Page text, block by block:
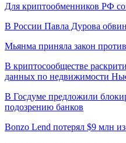
Для криптообменников РФ
В России Павла Дурова
Мьянма приняла закон
В криптосообществе
данных по недвижимости
В Госдуме предложили
подозрению банков
Bonzo Lend потерял $9 млн